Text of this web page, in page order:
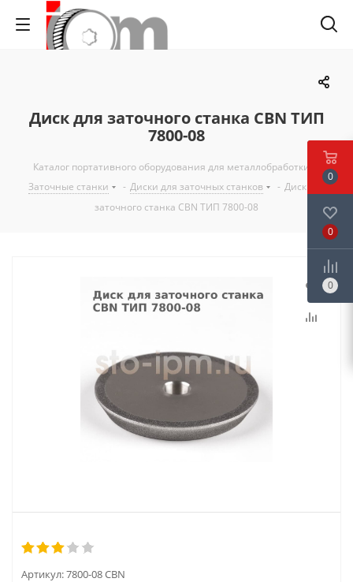
Диск для заточного станка CBN ТИП
7800-08
Каталог портативного оборудования для металлобработки
Заточные станки
- Диски для заточных станков - Диск для
заточного станка CBN ТИП 7800-08
Артикул:7800-08 CBN
0
0
0